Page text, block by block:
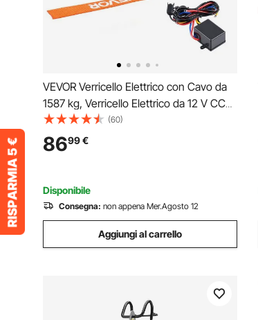
VEVOR Verricello Elettrico con Cavo da
1587 kg, Verricello Elettrico da 12 V CC
per ATV/UTV Fuoristrada con Fune
Sintetica Ø 5,5 mm x 10 m, Telecomando
Cablato, Protezione IP55 per Recupero
(60)
8699€
Disponibile
Consegna: non appena Mer.Agosto 12
Aggiungi al carrello